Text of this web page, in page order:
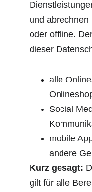
und abrechnen
oder offline.
dieser
alle
Social
mobile
andere
Kurz gesagt:
gilt für alle